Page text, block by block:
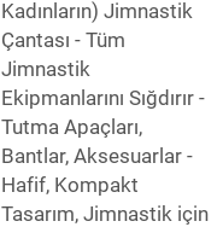
Kadınların) Jimnastik
Çantası - Tüm
Jimnastik
Ekipmanlarını Sığdırır -
Tutma Apaçları,
Bantlar, Aksesuarlar -
Hafif, Kompakt
Tasarım, Jimnastik için